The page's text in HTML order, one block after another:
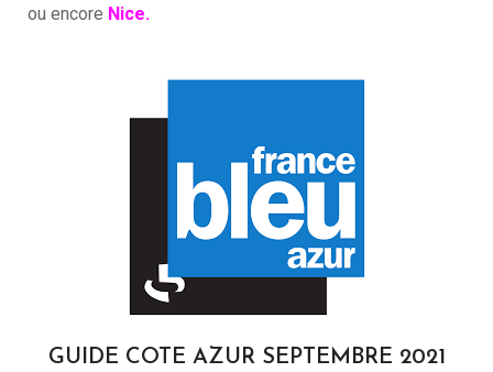
ou encore Nice.
GUIDE COTE AZUR SEPTEMBRE 2021